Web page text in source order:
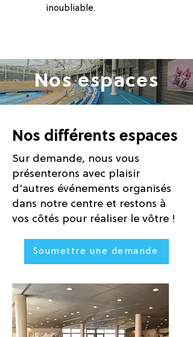
inoubliable.
Nos espaces
Nos différents espaces
Sur demande, nous vous
présenterons avec plaisir
d'autres événements organisés
dans notre centre et restons à
vos côtés pour réaliser le vôtre !
Soumettre une demande